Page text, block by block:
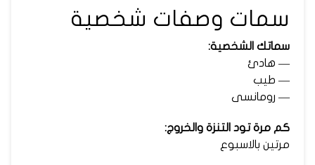
سمات وصفات شخصية
سماتك الشخصية:
— هادئ
— طيب
— رومانسى
كم مرة تود التنزة والخروج:
مرتين بالاسبوع